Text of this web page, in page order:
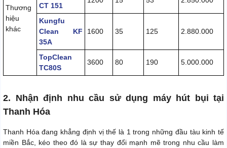
Thương
hiệu
khác
CT 151
Kungfu
Clean KF
35A
1600 35 125 2.880.000
TopClean
TC80S
3600 80 190 5.000.000
2. Nhận định nhu cầu sử dụng máy hút bụi tại
Thanh Hóa
Thanh Hóa đang khẳng định vị thế là 1 trong những đầu tàu kinh tế
miền Bắc, kéo theo đó là sự thay đổi mạnh mẽ trong nhu cầu làm